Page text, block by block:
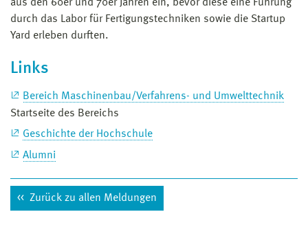
aus den 60er und 70er Jahren ein, bevor diese eine Führung
durch das Labor für Fertigungstechniken sowie die Startup
Yard erleben durften.
Links
Bereich Maschinenbau/Verfahrens- und Umwelttechnik
Startseite des Bereichs
Geschichte der Hochschule
Alumni
Zurück zu allen Meldungen